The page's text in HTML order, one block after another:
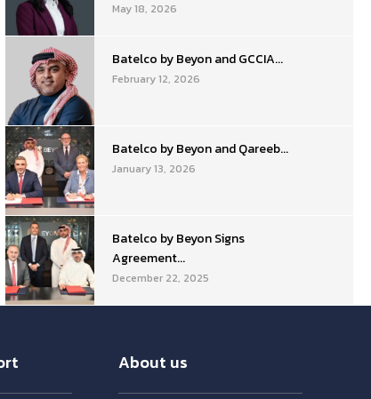
May 18, 2026
Batelco by Beyon and GCCIA...
February 12, 2026
Batelco by Beyon and Qareeb...
January 13, 2026
Batelco by Beyon Signs
Agreement...
December 22, 2025
About us